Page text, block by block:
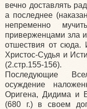
вечно доставлять
а последнее
непременно
приверженцами зла
отшествия от сюда.
Христос-Судья и
(2.стр.155-156).
Последующие
осуждение
Оригена, Дидима и
(680 г.) в своем